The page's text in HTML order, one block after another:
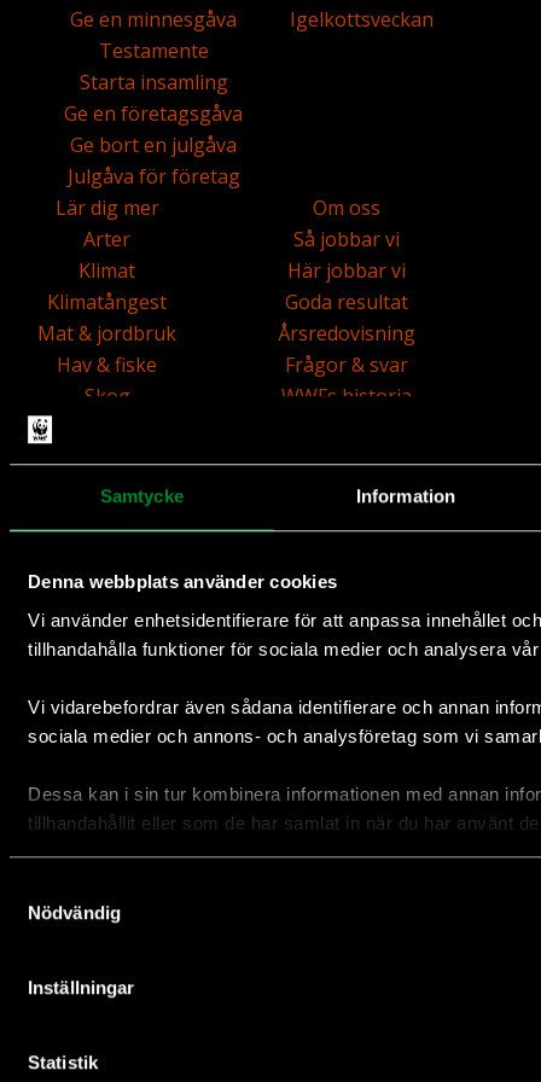
Samtycke Information
Denna webbplats använder cookies
Vi använder enhetsidentifierare för att anpassa innehållet
tillhandahålla funktioner för sociala medier och analysera
Vi vidarebefordrar även sådana identifierare och annan
sociala medier och annons- och analysföretag som vi
Dessa kan i sin tur kombinera informationen med annan
tillhandahållit eller som de har samlat in när du har använt
Nödvändig
Inställningar
Statistik
Ge en minnesgåva
Testamente
Starta insamling
Ge en företagsgåva
Ge bort en julgåva
Julgåva för företag
Igelkottsveckan
Lär dig mer
Arter
Klimat
Klimatångest
Mat & jordbruk
Hav & fiske
Skog
Illegal handel
Människa & natur
Sötvatten
Skola & utbildning
Biologisk mångfald
Ordlista
Om oss
Så jobbar vi
Här jobbar vi
Goda resultat
Årsredovisning
Frågor & svar
WWFs historia
Kontakta oss
Lediga jobb och praktik
WWFs sociala principer
Visselblåsning inom WWF Sverige
Hantering av klagomål
Living Planet Report 2024
Ecoweb
Rapporter
WWF Magasin
WWFs priser & utmärkelser
Reportage
Hållbar mat